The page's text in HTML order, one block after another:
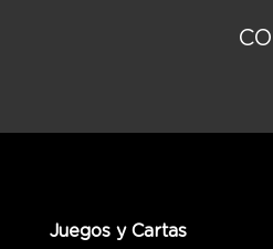
Juegos y Cartas